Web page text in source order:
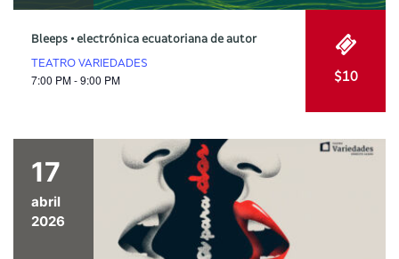
Bleeps • electrónica ecuatoriana de autor
TEATRO VARIEDADES
7:00 PM - 9:00 PM $10
17
abril
2026